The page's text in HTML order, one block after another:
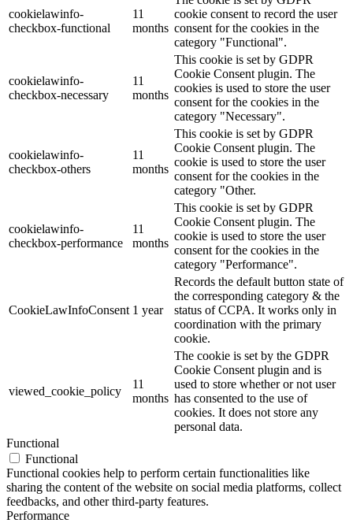
cookielawinfo-
checkbox-functional
11
months
cookie consent to record the user
consent for the cookies in the
category "Functional".
cookielawinfo-
checkbox-necessary
11
months
This cookie is set by GDPR
Cookie Consent plugin. The
cookies is used to store the user
consent for the cookies in the
category "Necessary".
cookielawinfo-
checkbox-others
11
months
This cookie is set by GDPR
Cookie Consent plugin. The
cookie is used to store the user
consent for the cookies in the
category "Other.
cookielawinfo-
checkbox-performance
11
months
This cookie is set by GDPR
Cookie Consent plugin. The
cookie is used to store the user
consent for the cookies in the
category "Performance".
CookieLawInfoConsent 1 year
Records the default button state of
the corresponding category & the
status of CCPA. It works only in
coordination with the primary
cookie.
viewed_cookie_policy
11
months
The cookie is set by the GDPR
Cookie Consent plugin and is
used to store whether or not user
has consented to the use of
cookies. It does not store any
personal data.
Functional
Functional
Functional cookies help to perform certain functionalities like
sharing the content of the website on social media platforms, collect
feedbacks, and other third-party features.
Performance